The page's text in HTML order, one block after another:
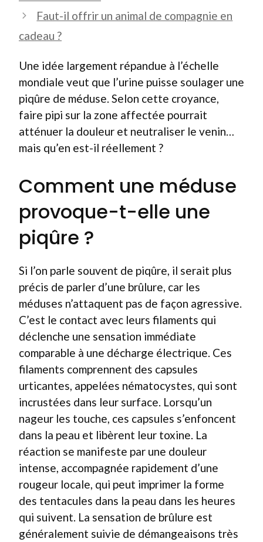
Faut-il offrir un animal de compagnie en
cadeau ?
Une idée largement répandue à l’échelle
mondiale veut que l’urine puisse soulager une
piqûre de méduse. Selon cette croyance,
faire pipi sur la zone affectée pourrait
atténuer la douleur et neutraliser le venin…
mais qu’en est-il réellement ?
Comment une méduse
provoque-t-elle une
piqûre ?
Si l’on parle souvent de piqûre, il serait plus
précis de parler d’une brûlure, car les
méduses n’attaquent pas de façon agressive.
C’est le contact avec leurs filaments qui
déclenche une sensation immédiate
comparable à une décharge électrique. Ces
filaments comprennent des capsules
urticantes, appelées nématocystes, qui sont
incrustées dans leur surface. Lorsqu’un
nageur les touche, ces capsules s’enfoncent
dans la peau et libèrent leur toxine. La
réaction se manifeste par une douleur
intense, accompagnée rapidement d’une
rougeur locale, qui peut imprimer la forme
des tentacules dans la peau dans les heures
qui suivent. La sensation de brûlure est
généralement suivie de démangeaisons très